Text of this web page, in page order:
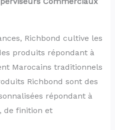
Richbond cultive les
produits répondant à
Marocains traditionnels
Richbond sont des
répondant à
de finition et